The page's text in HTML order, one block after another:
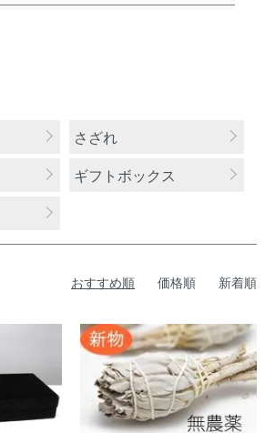
さざれ
ギフトボックス
おすすめ順 価格順 新着順